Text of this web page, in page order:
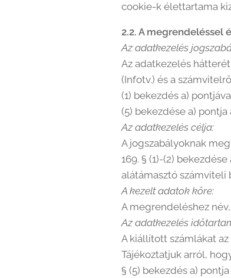
cookie-k élettartama
2.2. A megrendeléssel
Az adatkezelés
Az adatkezelés
(Infotv.) és a
(1) bekezdés a)
(5) bekezdése a)
Az adatkezelés célja:
A jogszabályoknak
169. § (1)-(2)
alátámasztó számviteli
A kezelt adatok köre:
A megrendeléshez
Az adatkezelés
A kiállított számlákat
Tájékoztatjuk arról,
§ (5) bekezdés a)